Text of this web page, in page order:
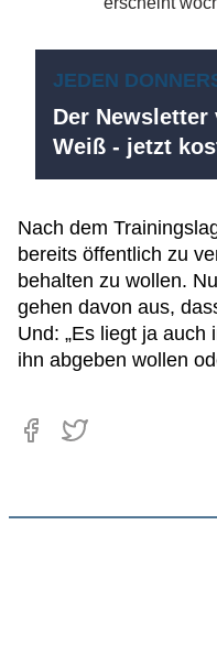
JEDEN
Der Newsletter
Weiß - jetzt
Nach dem
bereits öffentlich zu
behalten zu wollen.
gehen davon aus,
Und: „Es liegt ja
ihn abgeben wollen